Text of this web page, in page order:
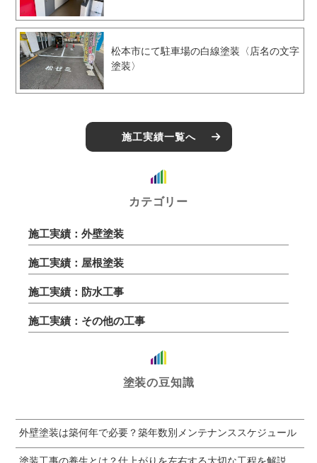
松本市にて駐車場の白線塗装〈店名の文字
塗装〉
施工実績一覧へ
カテゴリー
施工実績：外壁塗装
施工実績：屋根塗装
施工実績：防水工事
施工実績：その他の工事
塗装の豆知識
外壁塗装は築何年で必要？築年数別メンテナンススケジュール